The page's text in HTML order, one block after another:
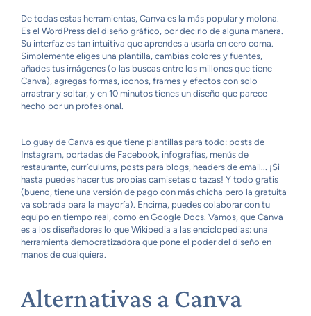
De todas estas herramientas, Canva es la más popular y molona.
Es el WordPress del diseño gráfico, por decirlo de alguna manera.
Su interfaz es tan intuitiva que aprendes a usarla en cero coma.
Simplemente eliges una plantilla, cambias colores y fuentes,
añades tus imágenes (o las buscas entre los millones que tiene
Canva), agregas formas, iconos, frames y efectos con solo
arrastrar y soltar, y en 10 minutos tienes un diseño que parece
hecho por un profesional.
Lo guay de Canva es que tiene plantillas para todo: posts de
Instagram, portadas de Facebook, infografías, menús de
restaurante, currículums, posts para blogs, headers de email... ¡Si
hasta puedes hacer tus propias camisetas o tazas! Y todo gratis
(bueno, tiene una versión de pago con más chicha pero la gratuita
va sobrada para la mayoría). Encima, puedes colaborar con tu
equipo en tiempo real, como en Google Docs. Vamos, que Canva
es a los diseñadores lo que Wikipedia a las enciclopedias: una
herramienta democratizadora que pone el poder del diseño en
manos de cualquiera.
Alternativas a Canva